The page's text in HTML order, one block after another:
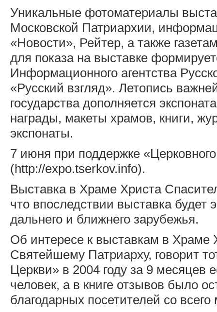
Уникальные фотоматериалы
Московской Патриархии,
«Новости», Рейтер, а также
для показа на выставке
Информационного агентства
«Русский взгляд». Летопись
государства дополняется
награды, макеты храмов, книги,
экспонаты.
7 июня при поддержке
(http://expo.tserkov.info).
Выставка в Храме Христа
что впоследствии выставка будет
дальнего и ближнего зарубежья.
Об интересе к выставкам в
Святейшему Патриарху, говорит
Церкви» в 2004 году за 9 месяцев
человек, а в книге отзывов было
благодарных посетителей со всего